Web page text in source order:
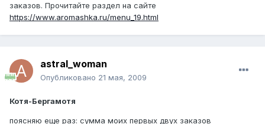
заказов. Прочитайте раздел на сайте
https://www.aromashka.ru/menu_19.html
astral_woman
Опубликовано 21 мая, 2009
Котя-Бергамотя
поясняю еще раз: сумма моих первых двух заказов